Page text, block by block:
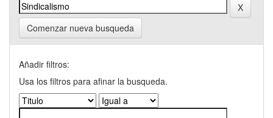
Comenzar nueva busqueda
Añadir filtros:
Usa los filtros para afinar la busqueda.